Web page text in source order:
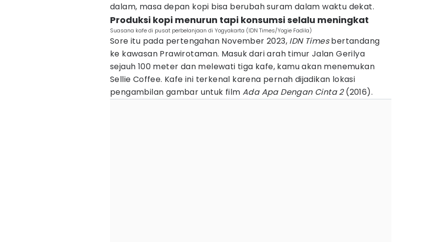
dalam, masa depan kopi bisa berubah suram dalam waktu dekat.
Produksi kopi menurun tapi konsumsi selalu meningkat
Suasana kafe di pusat perbelanjaan di Yogyakarta (IDN Times/Yogie Fadila)
Sore itu pada pertengahan November 2023, IDN Timesbertandang
ke kawasan Prawirotaman. Masuk dari arah timur Jalan Gerilya
sejauh 100 meter dan melewati tiga kafe, kamu akan menemukan
Sellie Coffee. Kafe ini terkenal karena pernah dijadikan lokasi
pengambilan gambar untuk film Ada Apa Dengan Cinta 2(2016).